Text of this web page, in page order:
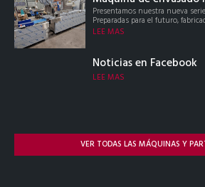
Presentamos nuestra nueva
Preparadas para el futuro,
LEE MAS
Noticias en Facebook
LEE MAS
VER TODAS LAS MÁQUINAS Y